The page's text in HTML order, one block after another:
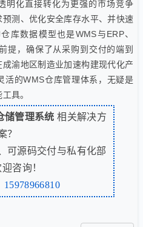
明化直接转化为更强的市场竞争
测、优化安全库存水平、并快速
库数据模型也是WMS与ERP、
提，确保了从采购到交付的端到
渝地区制造业加速构建现代化产
活的WMS仓库管理体系，无疑是
具。
储管理系统 相关解决方
？
可源码交付与私有化部
咨询！